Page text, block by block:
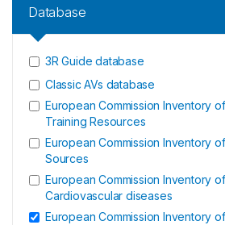
Database
3R Guide database
Classic AVs database
European Commission Inventory
Training Resources
European Commission Inventory
Sources
European Commission Inventory
Cardiovascular diseases
European Commission Inventory